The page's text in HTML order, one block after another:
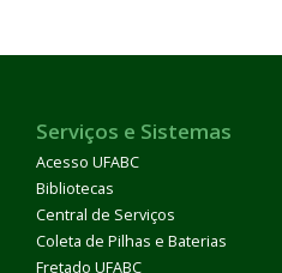
Serviços e Sistemas
Acesso UFABC
Bibliotecas
Central de Serviços
Coleta de Pilhas e Baterias
Fretado UFABC